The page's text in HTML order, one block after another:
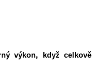
výkon, když celkově